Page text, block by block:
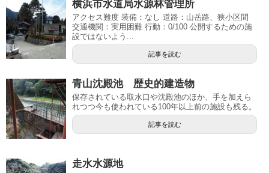
横浜市水道局水源林管理所
アクセス難度 装備：なし 道路：山岳路、狭小区間
交通機関：実用困難 行動：0/100 公開するための施
設ではないよう...
記事を読む
青山沈殿池 歴史的建造物
保存されている取水口や沈殿池のほか、手を加えら
れつつ今も使われている100年以上前の施設も残る。
記事を読む
走水水源地